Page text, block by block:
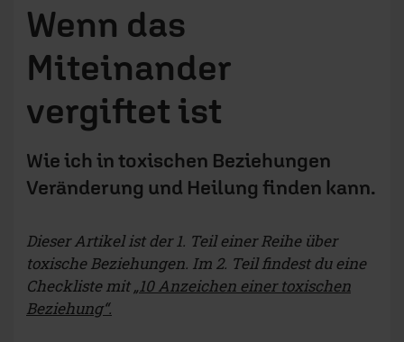
Wenn das
Miteinander
vergiftet ist
Wie ich in toxischen Beziehungen
Veränderung und Heilung finden kann.
Dieser Artikel ist der 1. Teil einer Reihe über
toxische Beziehungen. Im 2. Teil findest du eine
Checkliste mit„10 Anzeichen einer toxischen
Beziehung“.